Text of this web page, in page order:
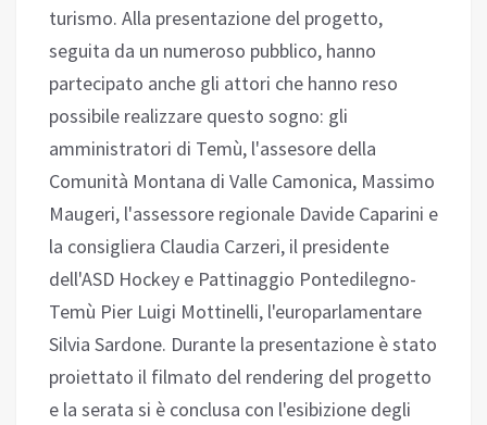
turismo. Alla presentazione del progetto,
seguita da un numeroso pubblico, hanno
partecipato anche gli attori che hanno reso
possibile realizzare questo sogno: gli
amministratori di Temù, l'assesore della
Comunità Montana di Valle Camonica, Massimo
Maugeri, l'assessore regionale Davide Caparini e
la consigliera Claudia Carzeri, il presidente
dell'ASD Hockey e Pattinaggio Pontedilegno-
Temù Pier Luigi Mottinelli, l'europarlamentare
Silvia Sardone. Durante la presentazione è stato
proiettato il filmato del rendering del progetto
e la serata si è conclusa con l'esibizione degli